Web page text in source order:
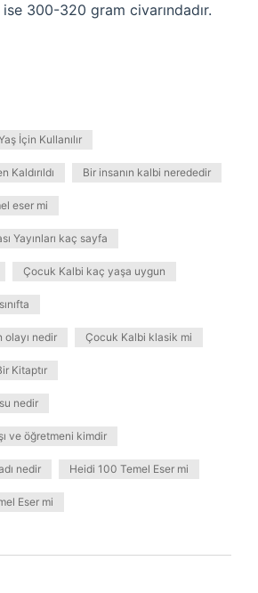
300-320 gram civarındadır.
İçin Kullanılır
Kaldırıldı Bir insanın kalbi nerededir
eser mi
Yayınları kaç sayfa
Çocuk Kalbi kaç yaşa uygun
olayı nedir Çocuk Kalbi klasik mi
Kitaptır
nedir
ve öğretmeni kimdir
nedir Heidi 100 Temel Eser mi
Eser mi